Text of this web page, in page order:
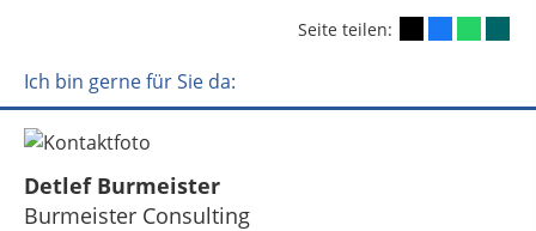
Seite teilen:
Ich bin gerne für Sie da:
Detlef Burmeister
Burmeister Consulting